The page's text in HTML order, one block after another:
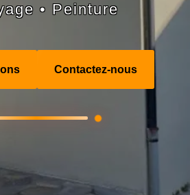
• Peinture
Contactez-nous